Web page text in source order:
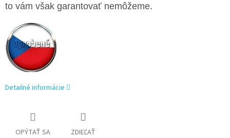
to vám však garantovať nemôžeme.
Detailné informácie
OPÝTAŤ SA ZDIEĽAŤ